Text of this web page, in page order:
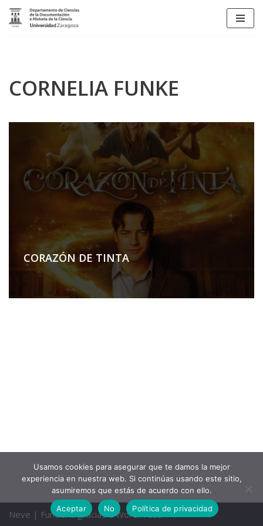
CORNELIA FUNKE
CORAZÓN DE TINTA
Neve | Funciona gracias aWordPress
Usamos cookies para asegurar que te damos la mejor
experiencia en nuestra web. Si continúas usando este sitio,
asumiremos que estás de acuerdo con ello.
Aceptar
No Política de privacidad